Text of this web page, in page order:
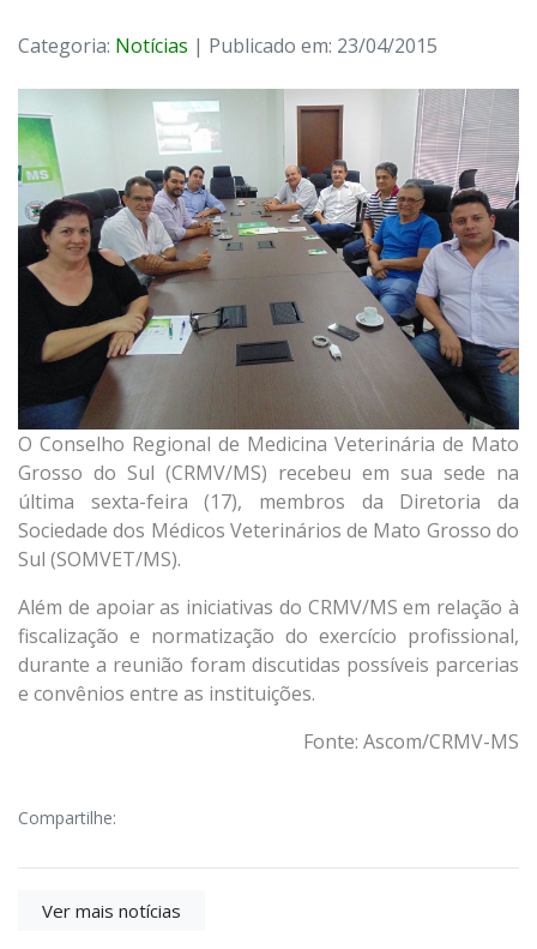
Categoria: Notícias | Publicado em: 23/04/2015
O Conselho Regional de Medicina Veterinária de Mato
Grosso do Sul (CRMV/MS) recebeu em sua sede na
última sexta-feira (17), membros da Diretoria da
Sociedade dos Médicos Veterinários de Mato Grosso do
Sul (SOMVET/MS).
Além de apoiar as iniciativas do CRMV/MS em relação à
fiscalização e normatização do exercício profissional,
durante a reunião foram discutidas possíveis parcerias
e convênios entre as instituições.
Fonte: Ascom/CRMV-MS
Compartilhe:
Ver mais notícias